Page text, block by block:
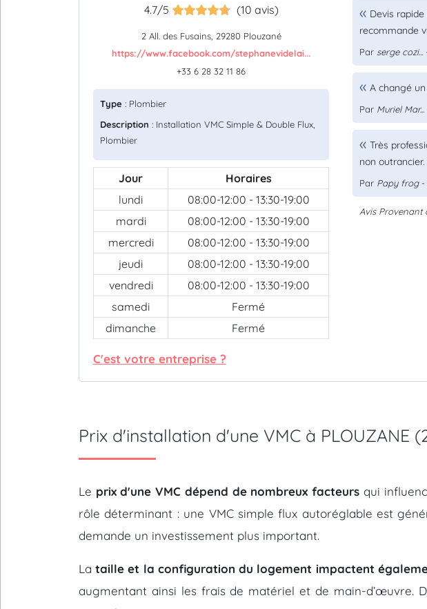
4.7/5 (10 avis)
2 All. des Fusains, 29280 Plouzané
https://www.facebook.com/stephanevidelai...
+33 6 28 32 11 86
Type : Plombier
Description : Installation VMC Simple & Double Flux,
Plombier
Jour
Horaires
lundi
08:00-12:00 - 13:30-19:00
mardi
08:00-12:00 - 13:30-19:00
mercredi
08:00-12:00 - 13:30-19:00
jeudi
08:00-12:00 - 13:30-19:00
vendredi
08:00-12:00 - 13:30-19:00
samedi
Fermé
dimanche
Fermé
C'est votre entreprise ?
Devis
recommande
Par serge cozi...
A changé
Par Muriel Mar...
Très
non
Par Papy frog-
Avis Provenant
Prix d'installation d'une VMC à PLOUZANE
Le prix d'une VMC dépend de nombreux facteurs qui
rôle déterminant : une VMC simple flux autoréglable est
demande un investissement plus important.
Lataille et la configuration du logement impactent
augmentant ainsi les frais de matériel et de main-d’œuvre.